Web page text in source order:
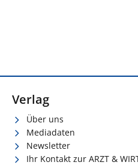
Verlag
Über uns
Mediadaten
Newsletter
Ihr Kontakt zur ARZT &